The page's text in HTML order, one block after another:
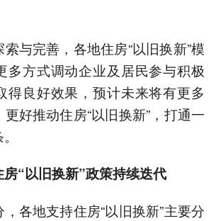
与完善，各地住房“以旧换新”模
多方式调动企业及居民参与积极
得良好效果，预计未来将有更多
好推动住房“以旧换新”，打通一
“以旧换新”政策持续迭代
各地支持住房“以旧换新”主要分